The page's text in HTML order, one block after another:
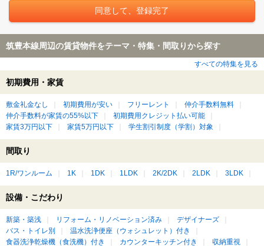
筑豊本線周辺の賃貸物件をテーマ・特集・間取りから探す
すべての特集を見る
初期費用・家賃
敷金礼金なし 初期費用が安い フリーレント
仲介手数料無料
仲介手数料が家賃の55%以下
初期費用クレジット払い可能
家賃3万円以下
家賃5万円以下 学生割引制度（学割）対象
間取り
1R/ワンルーム 1K 1DK 1LDK 2K/2DK 2LDK 3LDK
設備・こだわり
新築・築浅 リフォーム・リノベーション済み
デザイナーズ
バス・トイレ別
温水洗浄便座（ウォシュレット）付き
食器洗浄乾燥機（食洗機）付き
カウンターキッチン付き
収納重視